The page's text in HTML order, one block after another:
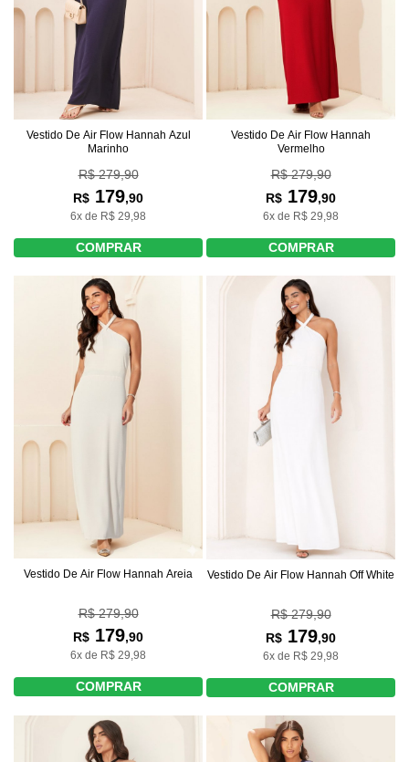
Vestido De Air Flow Hannah Azul
Marinho
R$ 279,90
R$ 179,90
6x de R$ 29,98
COMPRAR
Vestido De Air Flow Hannah
Vermelho
R$ 279,90
R$ 179,90
6x de R$ 29,98
COMPRAR
Vestido De Air Flow Hannah Areia
R$ 279,90
R$ 179,90
6x de R$ 29,98
COMPRAR
Vestido De Air Flow Hannah Off White
R$ 279,90
R$ 179,90
6x de R$ 29,98
COMPRAR